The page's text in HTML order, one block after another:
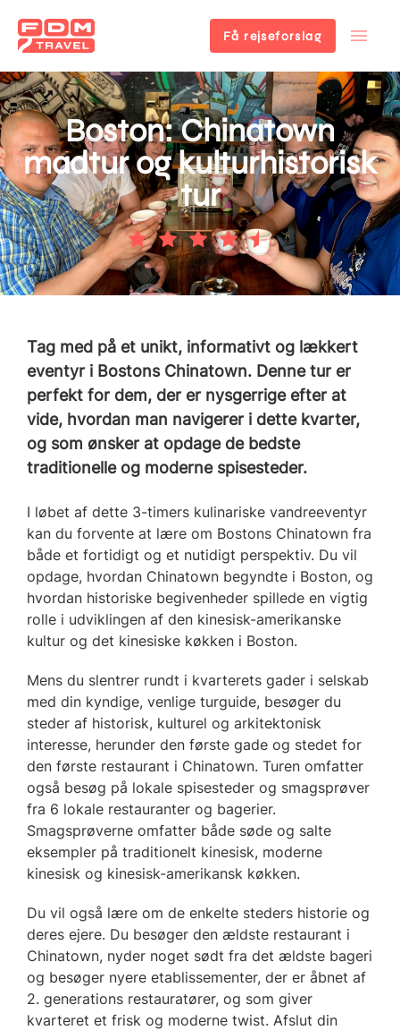
Gå
til
hovedindhold
Få rejseforslag
Boston: Chinatown
madtur og kulturhistorisk
tur
Tag med på et unikt, informativt og lækkert
eventyr i Bostons Chinatown. Denne tur er
perfekt for dem, der er nysgerrige efter at
vide, hvordan man navigerer i dette kvarter,
og som ønsker at opdage de bedste
traditionelle og moderne spisesteder.
I løbet af dette 3-timers kulinariske vandreeventyr
kan du forvente at lære om Bostons Chinatown fra
både et fortidigt og et nutidigt perspektiv. Du vil
opdage, hvordan Chinatown begyndte i Boston, og
hvordan historiske begivenheder spillede en vigtig
rolle i udviklingen af den kinesisk-amerikanske
kultur og det kinesiske køkken i Boston.
Mens du slentrer rundt i kvarterets gader i selskab
med din kyndige, venlige turguide, besøger du
steder af historisk, kulturel og arkitektonisk
interesse, herunder den første gade og stedet for
den første restaurant i Chinatown. Turen omfatter
også besøg på lokale spisesteder og smagsprøver
fra 6 lokale restauranter og bagerier.
Smagsprøverne omfatter både søde og salte
eksempler på traditionelt kinesisk, moderne
kinesisk og kinesisk-amerikansk køkken.
Du vil også lære om de enkelte steders historie og
deres ejere. Du besøger den ældste restaurant i
Chinatown, nyder noget sødt fra det ældste bageri
og besøger nyere etablissementer, der er åbnet af
2. generations restauratører, og som giver
kvarteret et frisk og moderne twist. Afslut din